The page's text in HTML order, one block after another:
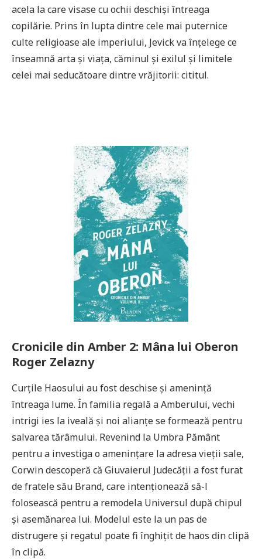
acela la care visase cu ochii deschiși întreaga
copilărie. Prins în lupta dintre cele mai puternice
culte religioase ale imperiului, Jevick va înțelege ce
înseamnă arta și viața, căminul și exilul și limitele
celei mai seducătoare dintre vrăjitorii: cititul.
Cronicile din Amber 2: Mâna lui Oberon
Roger Zelazny
Curțile Haosului au fost deschise și amenință
întreaga lume. În familia regală a Amberului, vechi
intrigi ies la iveală și noi alianțe se formează pentru
salvarea tărâmului. Revenind la Umbra Pământ
pentru a investiga o amenințare la adresa vieții sale,
Corwin descoperă că Giuvaierul Judecății a fost furat
de fratele său Brand, care intenționează să-l
folosească pentru a remodela Universul după chipul
și asemănarea lui. Modelul este la un pas de
distrugere și regatul poate fi înghițit de haos din clipă
în clipă.